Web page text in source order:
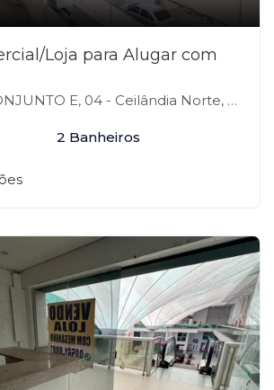
Loja para Alugar com
E, 04 - Ceilândia Norte, Ceilândia-DF
2 Banheiros